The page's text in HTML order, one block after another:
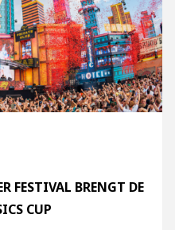
FESTIVAL BRENGT DE
CUP